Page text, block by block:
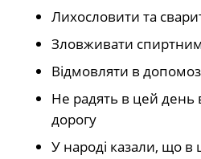
Лихословити та
Зловживати спиртним
Відмовляти в
Не радять в цей
дорогу
У народі казали, що